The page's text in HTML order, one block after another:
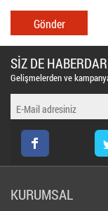
SİZ DE
Gelişmelerden ve
KURUMSAL